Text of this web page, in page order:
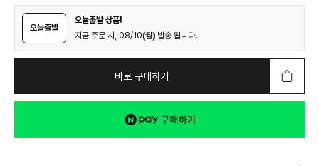
오늘출발
오늘출발 상품!
지금 주문 시, 08/10(월) 발송 됩니다.
바로 구매하기